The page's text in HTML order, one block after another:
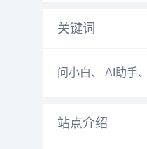
关键词
问小白、 AI助手、
站点介绍